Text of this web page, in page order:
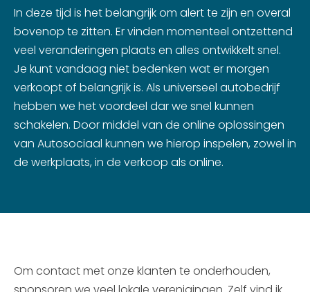
In deze tijd is het belangrijk om alert te zijn en overal
bovenop te zitten. Er vinden momenteel ontzettend
veel veranderingen plaats en alles ontwikkelt snel.
Je kunt vandaag niet bedenken wat er morgen
verkoopt of belangrijk is. Als universeel autobedrijf
hebben we het voordeel dar we snel kunnen
schakelen. Door middel van de online oplossingen
van Autosociaal kunnen we hierop inspelen, zowel in
de werkplaats, in de verkoop als online.
Om contact met onze klanten te onderhouden,